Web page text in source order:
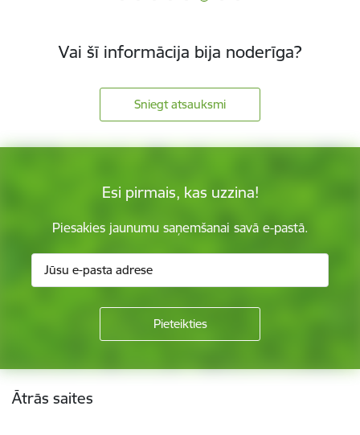
Vai šī informācija bija noderīga?
Sniegt atsauksmi
Esi pirmais, kas uzzina!
Piesakies jaunumu saņemšanai savā e-pastā.
Kājene
Ātrās saites